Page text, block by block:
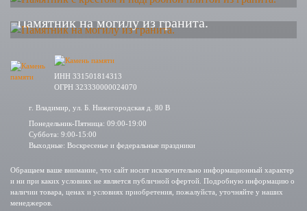
Памятник на могилу из гранита.
ИНН 331501814313
ОГРН 323330000024070
г. Владимир, ул. Б. Нижегородская д. 80 В
Понедельник-Пятница: 09:00-19:00
Суббота: 9:00-15:00
Выходные: Воскресенье и федеральные праздники
Обращаем ваше внимание, что сайт носит исключительно информационный характер
и ни при каких условиях не является публичной офертой. Подробную информацию о
наличии товара, ценах и условиях приобретения, пожалуйста, уточняйте у наших
менеджеров.